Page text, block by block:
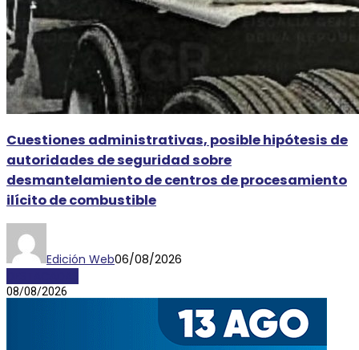
Cuestiones administrativas, posible hipótesis de
autoridades de seguridad sobre
desmantelamiento de centros de procesamiento
ilícito de combustible
Edición Web06/08/2026
08/08/2026